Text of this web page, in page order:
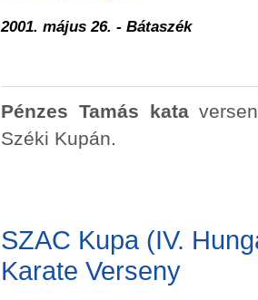
2001. május 26. - Bátaszék
Pénzes Tamás kata
Széki Kupán.
SZAC Kupa (IV.
Karate Verseny